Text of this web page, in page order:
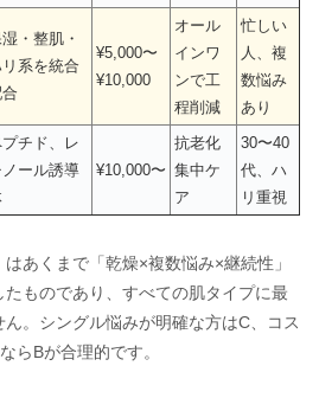
・整肌・
系を統合
¥5,000〜
¥10,000
オール
インワ
ンで工
程削減
忙しい
人、複
数悩み
あり
チド、レ
ール誘導
¥10,000〜
抗老化
集中ケ
ア
30〜40
代、ハ
リ重視
あくまで「乾燥×複数悩み×継続性」
ものであり、すべての肌タイプに最
。シングル悩みが明確な方はC、コス
らBが合理的です。